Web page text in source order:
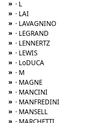
» · L
» · LAI
» · LAVAGNINO
» · LEGRAND
» · LENNERTZ
» · LEWIS
» · LoDUCA
» · M
» · MAGNE
» · MANCINI
» · MANFREDINI
» · MANSELL
»